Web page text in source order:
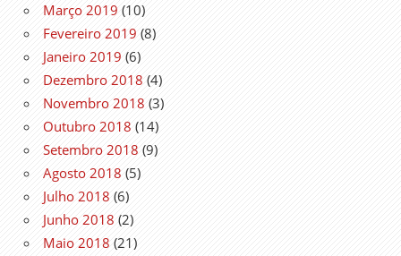
Março 2019 (10)
Fevereiro 2019 (8)
Janeiro 2019 (6)
Dezembro 2018 (4)
Novembro 2018 (3)
Outubro 2018 (14)
Setembro 2018 (9)
Agosto 2018 (5)
Julho 2018 (6)
Junho 2018 (2)
Maio 2018 (21)